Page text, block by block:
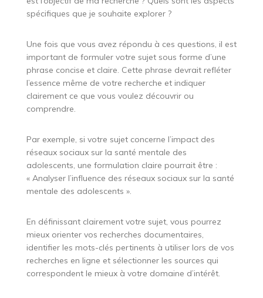
spécifiques que je souhaite explorer ?
Une fois que vous avez répondu à ces questions, il est
important de formuler votre sujet sous forme d’une
phrase concise et claire. Cette phrase devrait refléter
l’essence même de votre recherche et indiquer
clairement ce que vous voulez découvrir ou
comprendre.
Par exemple, si votre sujet concerne l’impact des
réseaux sociaux sur la santé mentale des
adolescents, une formulation claire pourrait être :
« Analyser l’influence des réseaux sociaux sur la santé
mentale des adolescents ».
En définissant clairement votre sujet, vous pourrez
mieux orienter vos recherches documentaires,
identifier les mots-clés pertinents à utiliser lors de vos
recherches en ligne et sélectionner les sources qui
correspondent le mieux à votre domaine d’intérêt.